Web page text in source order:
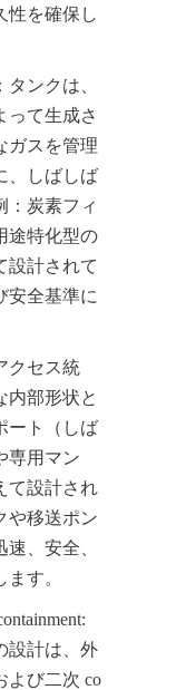
性を確保し
ンクは、
って生成さ
ガスを管理
、しばしば
：炭素フィ
途特化型の
設計されて
安全基準に
クセス統
内部形状と
ート（しば
専用マン
て設計され
や移送ポン
、安全、
す。
設計は、外
よび二次 co